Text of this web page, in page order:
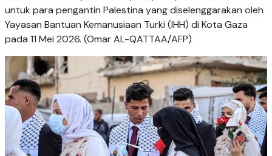
untuk para pengantin Palestina yang diselenggarakan oleh
Yayasan Bantuan Kemanusiaan Turki (IHH) di Kota Gaza
pada 11 Mei 2026. (Omar AL-QATTAA/AFP)